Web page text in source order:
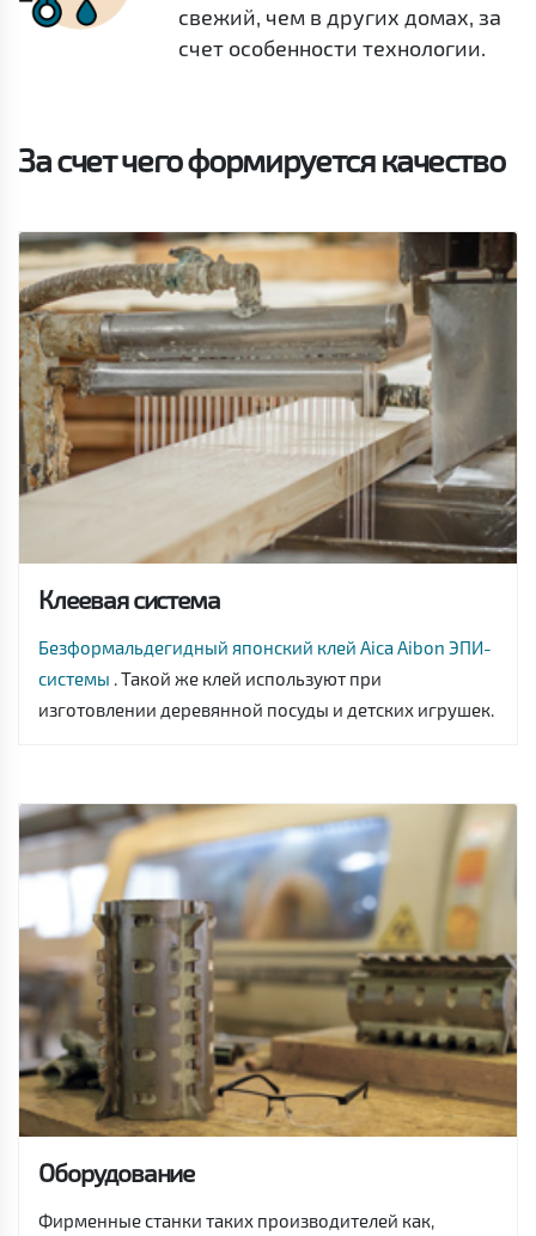
свежий, чем в других домах, за
счет особенности технологии.
За счет чего формируется качество
Клеевая система
Безформальдегидный японский клей Aica Aibon ЭПИ-
системы . Такой же клей используют при
изготовлении деревянной посуды и детских игрушек.
Оборудование
Фирменные станки таких производителей как,